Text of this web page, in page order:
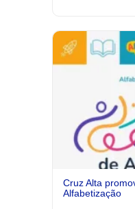
Cruz Alta
Alfabetização